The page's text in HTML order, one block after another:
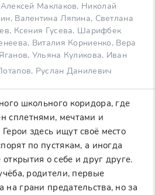
Маклаков, Николай
Валентина Ляпина, Светлана
Ксения Гусева, Шарифбек
Виталия Корниенко, Вера
Ульяна Куликова, Иван
Руслан Данилевич
школьного коридора, где
сплетнями, мечтами и
здесь ищут своё место
по пустякам, а иногда
о себе и друг друге.
родители, первые
грани предательства, но за